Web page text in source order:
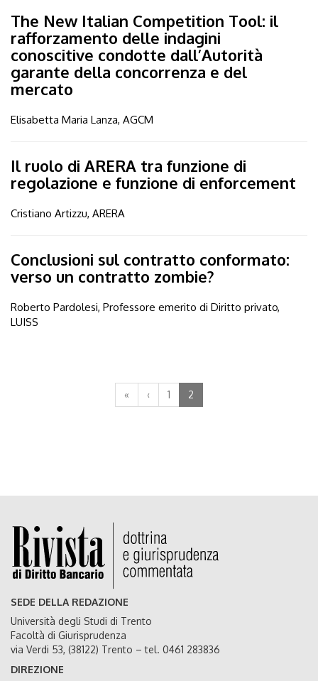
The New Italian Competition Tool: il
rafforzamento delle indagini
conoscitive condotte dall’Autorità
garante della concorrenza e del
mercato
Elisabetta Maria Lanza, AGCM
Il ruolo di ARERA tra funzione di
regolazione e funzione di enforcement
Cristiano Artizzu, ARERA
Conclusioni sul contratto conformato:
verso un contratto zombie?
Roberto Pardolesi, Professore emerito di Diritto privato,
LUISS
« ‹ 1 2
SEDE DELLA REDAZIONE
Università degli Studi di Trento
Facoltà di Giurisprudenza
via Verdi 53, (38122) Trento – tel. 0461 283836
DIREZIONE